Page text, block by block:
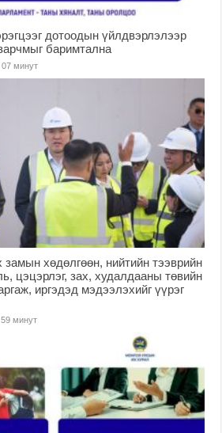
дотоодын үйлдвэрлэлээр
баримтална
07 минут
хөдөлгөөн, нийтийн тээврийн
цэцэрлэг, зах, худалдааны төвийн
иргэдэд мэдээлэхийг үүрэг
минут